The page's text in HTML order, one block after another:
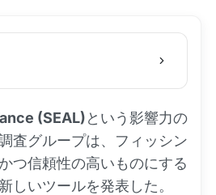
(SEAL)という影響力の
査グループは、フィッシン
つ信頼性の高いものにする
しいツールを発表した。